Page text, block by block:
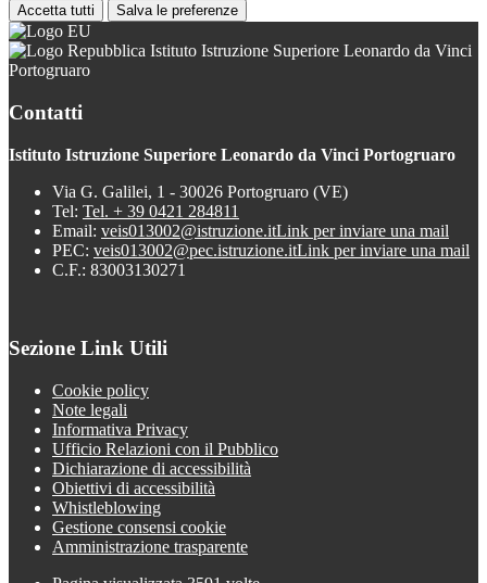
Accetta tutti Salva le preferenze
Istituto Istruzione Superiore Leonardo da Vinci
Portogruaro
Contatti
Istituto Istruzione Superiore Leonardo da Vinci Portogruaro
Via G. Galilei, 1 - 30026 Portogruaro (VE)
Tel: Tel. + 39 0421 284811
Email: veis013002@istruzione.itLink per inviare una mail
PEC: veis013002@pec.istruzione.itLink per inviare una mail
C.F.: 83003130271
Sezione Link Utili
Cookie policy
Note legali
Informativa Privacy
Ufficio Relazioni con il Pubblico
Dichiarazione di accessibilità
Obiettivi di accessibilità
Whistleblowing
Gestione consensi cookie
Amministrazione trasparente